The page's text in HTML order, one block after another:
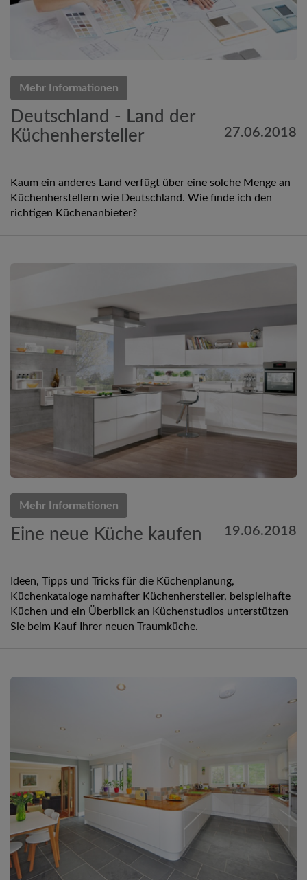
Mehr Informationen
Deutschland - Land der
Küchenhersteller
27.06.2018
Kaum ein anderes Land verfügt über eine solche Menge an
Küchenherstellern wie Deutschland. Wie finde ich den
richtigen Küchenanbieter?
Mehr Informationen
Eine neue Küche kaufen 19.06.2018
Ideen, Tipps und Tricks für die Küchenplanung,
Küchenkataloge namhafter Küchenhersteller, beispielhafte
Küchen und ein Überblick an Küchenstudios unterstützen
Sie beim Kauf Ihrer neuen Traumküche.